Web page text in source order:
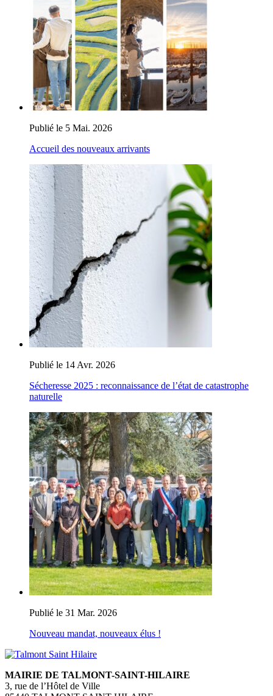
Publié le 5 Mai. 2026
Accueil des nouveaux arrivants
Publié le 14 Avr. 2026
Sécheresse 2025 : reconnaissance de l’état de catastrophe
naturelle
Publié le 31 Mar. 2026
Nouveau mandat, nouveaux élus !
MAIRIE DE TALMONT-SAINT-HILAIRE
3, rue de l’Hôtel de Ville